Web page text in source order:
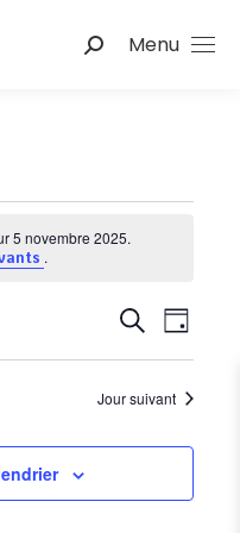
Menu
Recherche
5 novembre 2025.
.
et
de
Recherche
de
Jour
Jour suivant